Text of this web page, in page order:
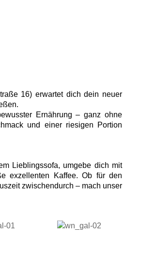
16) erwartet dich dein neuer
Ernährung – ganz ohne
und einer riesigen Portion
Lieblingssofa, umgebe dich mit
exzellenten Kaffee. Ob für den
zwischendurch – mach unser